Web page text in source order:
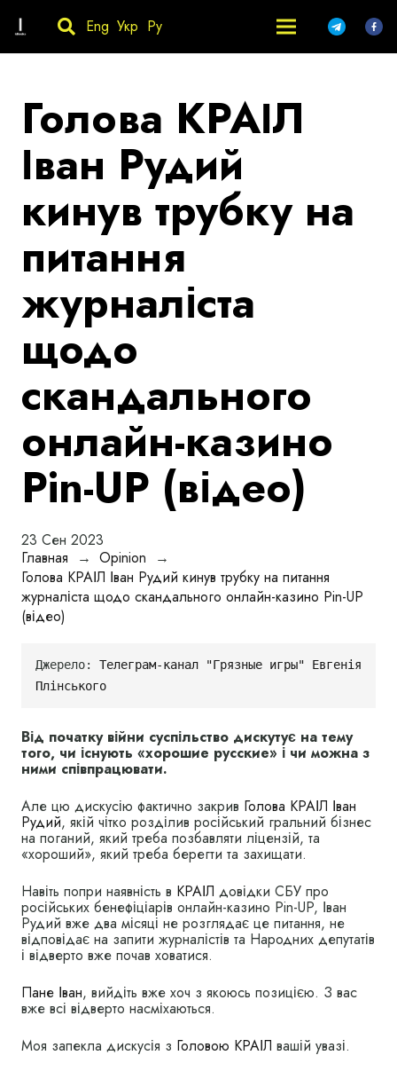
Eng Укр Ру
Голова КРАІЛ
Іван Рудий
кинув трубку на
питання
журналіста
щодо
скандального
онлайн-казино
Pin-UP (відео)
23 Сен 2023
Главная
→ Opinion
→
Голова КРАІЛ Іван Рудий кинув трубку на питання
журналіста щодо скандального онлайн-казино Pin-UP
(відео)
Джерело: Телеграм-канал "Грязные игры" Евгенія
Плінського
Від початку війни суспільство дискутує на тему
того, чи існують «хорошие русские» і чи можна з
ними співпрацювати.
Але цю дискусію фактично закрив Голова КРАІЛ Іван
Рудий, якій чітко розділив російський гральний бізнес
на поганий, який треба позбавляти ліцензій, та
«хороший», який треба берегти та захищати.
Навіть попри наявність в КРАІЛ довідки СБУ про
російських бенефіціарів онлайн-казино Pin-UP, Іван
Рудий вже два місяці не розглядає це питання, не
відповідає на запити журналістів та Народних депутатів
і відверто вже почав ховатися.
Пане Іван, вийдіть вже хоч з якоюсь позицією. З вас
вже всі відверто насміхаються.
Моя запекла дискусія з Головою КРАІЛ вашій увазі.